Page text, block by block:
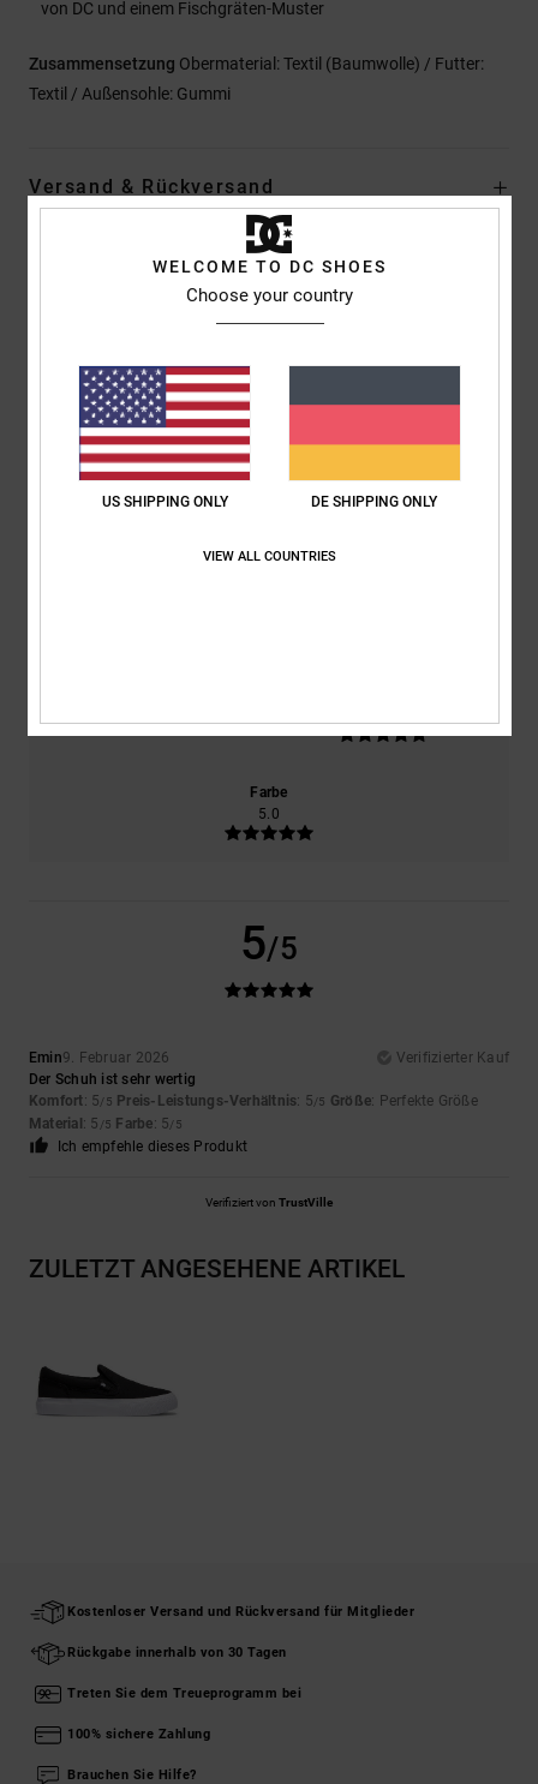
von DC und einem Fischgräten-Muster
Zusammensetzung Obermaterial: Textil (Baumwolle) / Futter:
Textil / Außensohle: Gummi
Versand & Rückversand
Kundenbewertungen
Durchschnittliche Bewertung
5.0
basierend auf 1 verifizierten Bewertungen seit Februar 2026
Farbe
5.0
5/5
Emin9. Februar 2026
Verifizierter Kauf
Der Schuh ist sehr wertig
Komfort: 5/5 Preis-Leistungs-Verhältnis: 5/5 Größe: Perfekte Größe
Material : 5 /5 Farbe: 5/5
Ich empfehle dieses Produkt
Verifiziert von TrustVille
ZULETZT ANGESEHENE ARTIKEL
Kostenloser Versand und Rückversand für Mitglieder
Rückgabe innerhalb von 30 Tagen
Treten Sie dem Treueprogramm bei
100% sichere Zahlung
Brauchen Sie Hilfe?
WELCOME TO DC SHOES
Choose your country
US SHIPPING ONLY DE SHIPPING ONLY
VIEW ALL COUNTRIES